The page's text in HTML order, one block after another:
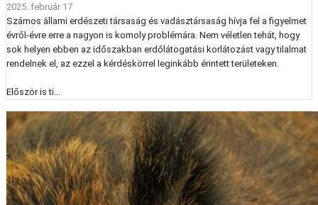
2025. február 17
Számos állami erdészeti társaság és vadásztársaság hívja fel a figyelmet
évről-évre erre a nagyon is komoly problémára. Nem véletlen tehát, hogy
sok helyen ebben az időszakban erdőlátogatási korlátozást vagy tilalmat
rendelnek el, az ezzel a kérdéskörrel leginkább érintett területeken.
Először is ti...